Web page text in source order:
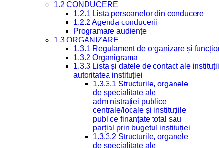
1.2 CONDUCERE
1.2.1 Lista persoanelor din conducere
1.2.2 Agenda conducerii
Programare audiențe
1.3 ORGANIZARE
1.3.1 Regulament de organizare și
1.3.2 Organigrama
1.3.3 Lista și datele de contact ale
autoritatea instituției
1.3.3.1 Structurile, organele
de specialitate ale
administrației publice
centrale/locale și instituțiile
publice finanțate total sau
parțial prin bugetul instituției
1.3.3.2 Structurile, organele
de specialitate ale